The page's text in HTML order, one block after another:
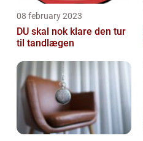
08 february 2023
DU skal nok klare den tur
til tandlægen